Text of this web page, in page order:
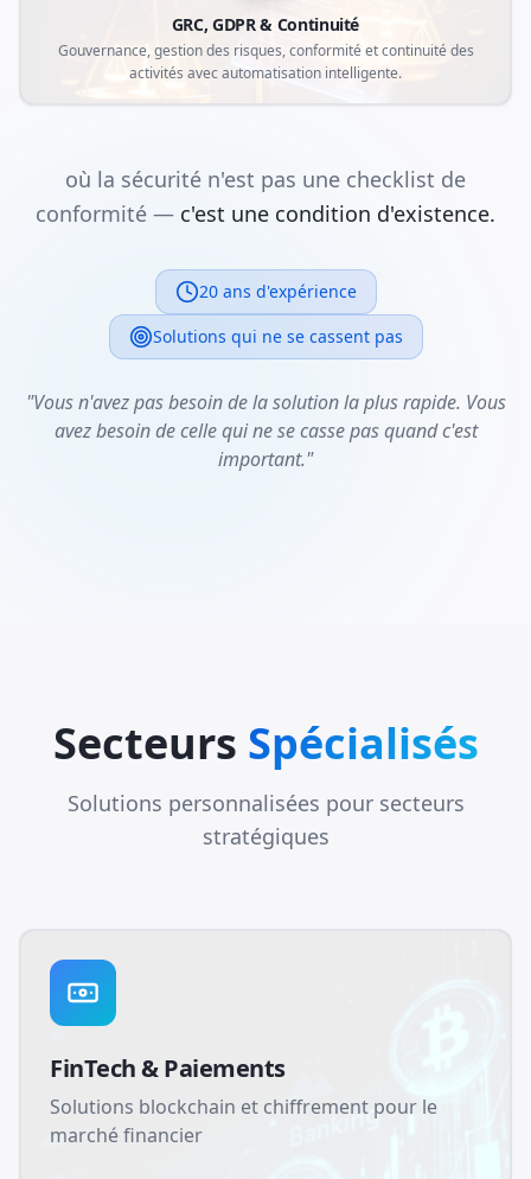
GRC, GDPR & Continuité
Gouvernance, gestion des risques, conformité et continuité des
activités avec automatisation intelligente.
où la sécurité n'est pas une checklist de
conformité — c'est une condition d'existence.
20 ans d'expérience
Solutions qui ne se cassent pas
"Vous n'avez pas besoin de la solution la plus rapide. Vous
avez besoin de celle qui ne se casse pas quand c'est
important."
Secteurs Spécialisés
Solutions personnalisées pour secteurs
stratégiques
FinTech & Paiements
Solutions blockchain et chiffrement pour le
marché financier